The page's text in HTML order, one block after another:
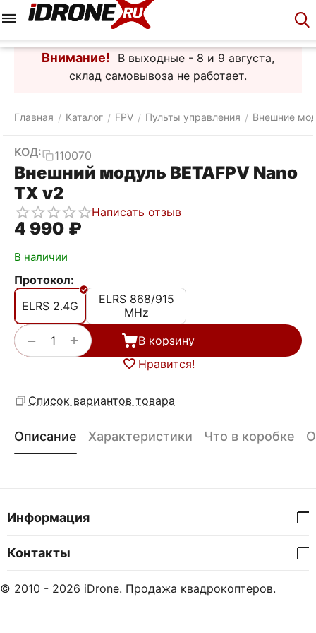
Внимание!
В выходные - 8 и 9 августа,
склад самовывоза не работает.
Главная / Каталог / FPV / Пульты управления / Внешние
КОД: 110070
Внешний модуль BETAFPV Nano
TX v2
Написать отзыв
4 990 ₽
В наличии
Протокол:
ELRS 2.4G
ELRS 868/915
MHz
+
−
В корзину
Нравится!
Список вариантов товара
Описание Характеристики Что в коробке
Информация
Контакты
© 2010 - 2026 iDrone. Продажа квадрокоптеров.
Корзина